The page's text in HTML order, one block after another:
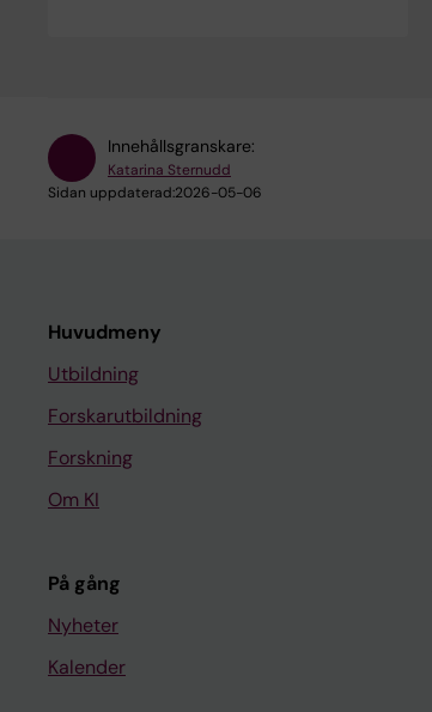
Innehållsgranskare:
Katarina Sternudd
Sidan uppdaterad:2026-05-06
Huvudmeny
Utbildning
Forskarutbildning
Forskning
Om KI
På gång
Nyheter
Kalender